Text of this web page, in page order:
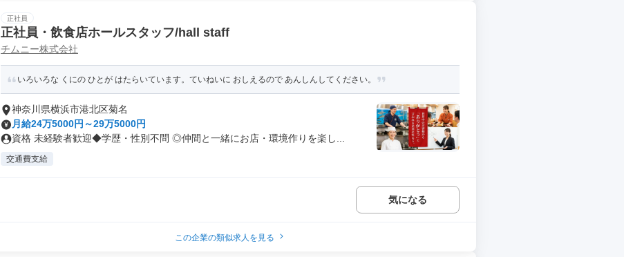
正社員
正社員・飲食店ホールスタッフ/hall staff
チムニー株式会社
いろいろな くにの ひとが はたらいています。ていねいに おしえるので あんしんしてください。
神奈川県横浜市港北区菊名
月給24万5000円～29万5000円
資格 未経験者歓迎◆学歴・性別不問 ◎仲間と一緒にお店・環境作りを楽し...
交通費支給
気になる
この企業の類似求人を見る